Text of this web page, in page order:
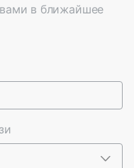
в ближайшее